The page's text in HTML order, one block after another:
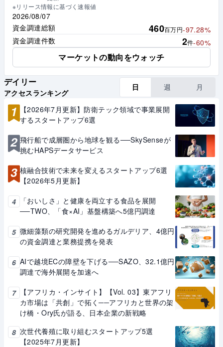
※リリース情報に基づく速報値
2026/08/07
資金調達総額
460百万円-97.28%
資金調達件数
2件-60%
マーケットの動向をウォッチ
デイリー
アクセスランキング
日 週 月
1
【2026年7月更新】防衛テック領域で事業展開
するスタートアップ6選
2 飛行船で成層圏から地球を観る──SkySenseが
挑むHAPSデータサービス
3 核融合技術で未来を変えるスタートアップ6選
【2026年5月更新】
4
「おいしさ」と健康を両立する食品を展開
──TWO、「食×AI」基盤構築へ5億円調達
5 微細藻類の研究開発を進めるガルデリア、4億円
の資金調達と業務提携を発表
6 AIで越境ECの障壁を下げる──SAZO、32.1億円
調達で海外展開を加速へ
7
【アフリカ・インサイト】【Vol. 03】東アフリ
カ市場は「共創」で拓く──アフリカと世界の架
け橋・Ory氏が語る、日本企業の新戦略
8 次世代養殖に取り組むスタートアップ5選
【2025年7月更新】